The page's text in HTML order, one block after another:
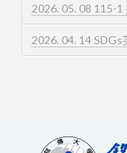
2026. 05. 08 115-
2026. 04. 14